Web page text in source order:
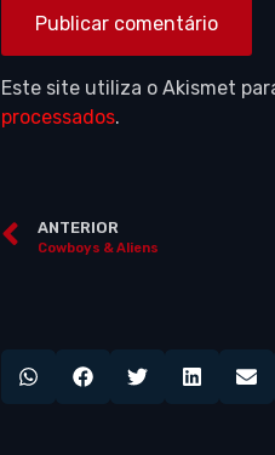
Este site utiliza o Akismet
processados.
ANTERIOR
Cowboys & Aliens